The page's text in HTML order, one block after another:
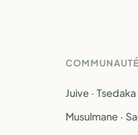
Juive · Tsedaka
Musulmane ·